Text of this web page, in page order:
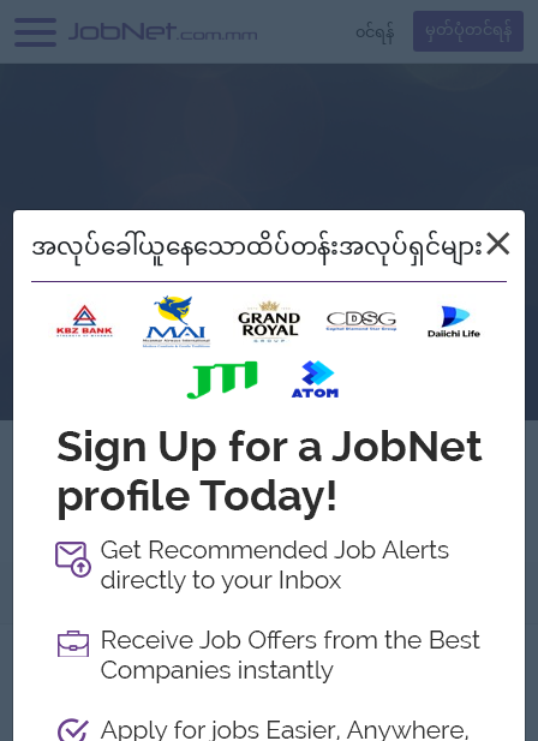
၀င်ရန် မှတ်ပုံတင်ရန်
Tag Eyewear
အကြောင်းအရာ
ဤကြော်ငြာကို တိုင်ကြားရန်
အလုပ်ခေါ်ယူနေသောထိပ်တန်းအလုပ်ရှင်များ×